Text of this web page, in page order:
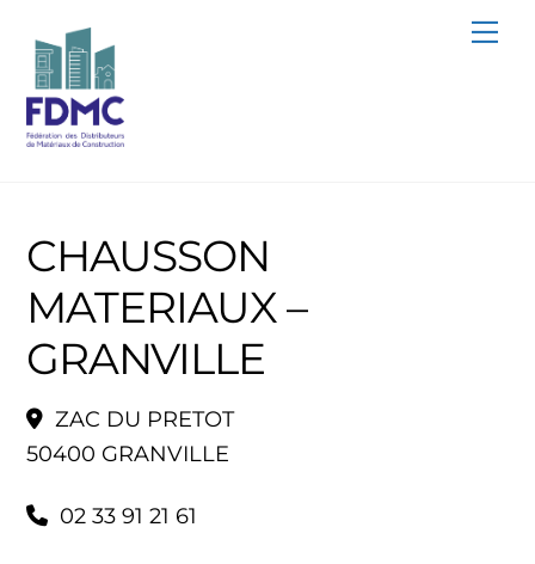
content
CHAUSSON
MATERIAUX –
GRANVILLE
ZAC DU PRETOT
50400 GRANVILLE
02 33 91 21 61